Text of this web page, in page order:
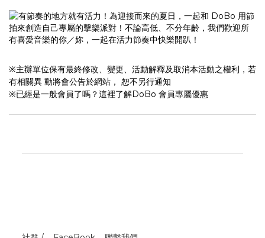
※主辦單位保有最終修改、變更、活動解釋及取消本活動之權利，若
有相關異 動將會公告於網站， 恕不另行通知
※已經是一般會員了嗎？這裡了解DoBo 會員專屬優惠